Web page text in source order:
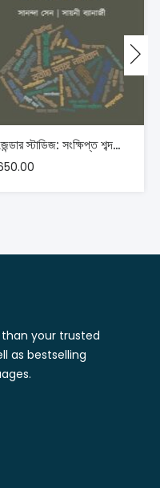
জেন্ডার স্টাডিজ: সংক্ষিপ্ত শব্দকোষ – সানন্দা সেন, সায়নী ব্যানার্জী
your trusted
as bestselling